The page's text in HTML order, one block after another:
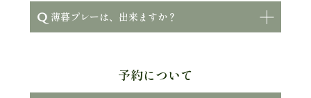
Q 薄暮プレーは、出来ますか？
予約について